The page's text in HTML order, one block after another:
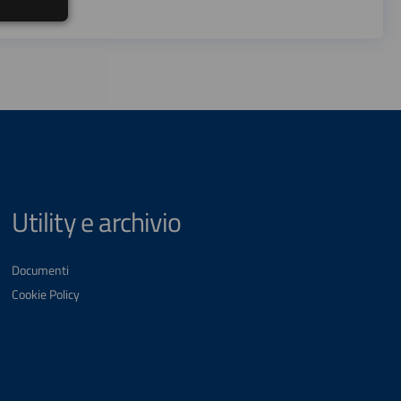
Utility e archivio
Documenti
Cookie Policy